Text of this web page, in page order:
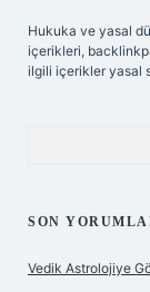
Hukuka ve yasal
içerikleri,
ilgili içerikler yasal
SON
Vedik Astrolojiye